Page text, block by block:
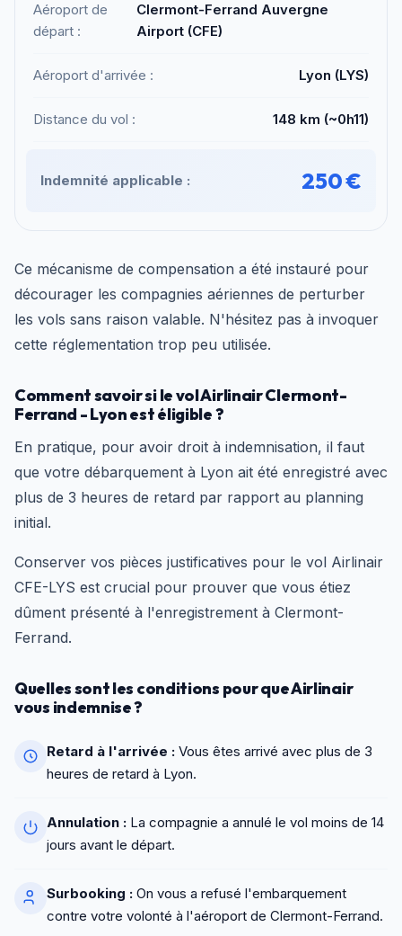
Aéroport de
départ :
Clermont-Ferrand Auvergne
Airport (CFE)
Aéroport d'arrivée : Lyon (LYS)
Distance du vol : 148 km (~0h11)
Indemnité applicable : 250 €
Ce mécanisme de compensation a été instauré pour
décourager les compagnies aériennes de perturber
les vols sans raison valable. N'hésitez pas à invoquer
cette réglementation trop peu utilisée.
Comment savoir si le vol Airlinair Clermont-
Ferrand - Lyon est éligible ?
En pratique, pour avoir droit à indemnisation, il faut
que votre débarquement à Lyon ait été enregistré avec
plus de 3 heures de retard par rapport au planning
initial.
Conserver vos pièces justificatives pour le vol Airlinair
CFE-LYS est crucial pour prouver que vous étiez
dûment présenté à l'enregistrement à Clermont-
Ferrand.
Quelles sont les conditions pour que Airlinair
vous indemnise ?
Retard à l'arrivée : Vous êtes arrivé avec plus de 3
heures de retard à Lyon.
Annulation : La compagnie a annulé le vol moins de 14
jours avant le départ.
Surbooking : On vous a refusé l'embarquement
contre votre volonté à l'aéroport de Clermont-Ferrand.